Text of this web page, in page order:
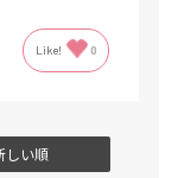
Like! 0
しい順